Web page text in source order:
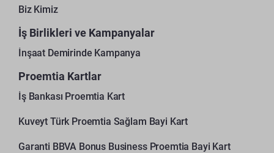
Biz Kimiz
İş Birlikleri ve Kampanyalar
İnşaat Demirinde Kampanya
Proemtia Kartlar
İş Bankası Proemtia Kart
Kuveyt Türk Proemtia Sağlam Bayi Kart
Garanti BBVA Bonus Business Proemtia Bayi Kart